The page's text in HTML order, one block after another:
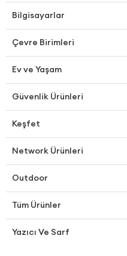
Bilgisayarlar
Çevre Birimleri
Ev ve Yaşam
Güvenlik Ürünleri
Keşfet
Network Ürünleri
Outdoor
Tüm Ürünler
Yazıcı Ve Sarf